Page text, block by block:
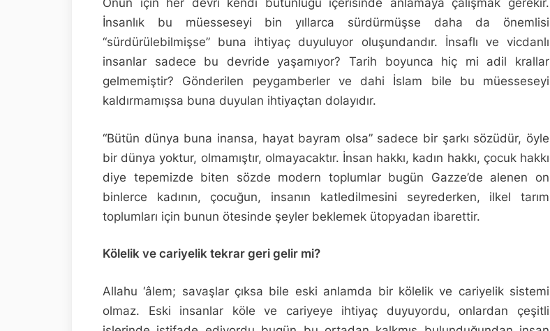
Onun için her devri kendi bütünlüğü içerisinde anlamaya çalışmak gerekir.
İnsanlık bu müesseseyi bin yıllarca sürdürmüşse daha da önemlisi
“sürdürülebilmişse” buna ihtiyaç duyuluyor oluşundandır. İnsaflı ve vicdanlı
insanlar sadece bu devride yaşamıyor? Tarih boyunca hiç mi adil krallar
gelmemiştir? Gönderilen peygamberler ve dahi İslam bile bu müesseseyi
kaldırmamışsa buna duyulan ihtiyaçtan dolayıdır.
“Bütün dünya buna inansa, hayat bayram olsa” sadece bir şarkı sözüdür, öyle
bir dünya yoktur, olmamıştır, olmayacaktır. İnsan hakkı, kadın hakkı, çocuk hakkı
diye tepemizde biten sözde modern toplumlar bugün Gazze’de alenen on
binlerce kadının, çocuğun, insanın katledilmesini seyrederken, ilkel tarım
toplumları için bunun ötesinde şeyler beklemek ütopyadan ibarettir.
Kölelik ve cariyelik tekrar geri gelir mi?
Allahu ‘âlem; savaşlar çıksa bile eski anlamda bir kölelik ve cariyelik sistemi
olmaz. Eski insanlar köle ve cariyeye ihtiyaç duyuyordu, onlardan çeşitli